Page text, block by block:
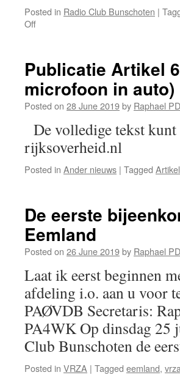
Posted in Radio Club Bunschoten |
Offon
pols
Publicatie Artikel
microfoon in auto)
Posted on 28 June 2019by Raphael
De volledige tekst
rijksoverheid.nl
Posted in Ander nieuws | Tagged
De eerste
Eemland
Posted on 26 June 2019by Raphael
Laat ik eerst beginnen
afdeling i.o. aan u voor
PAØVDB Secretaris:
PA4WK Op dinsdag 25
Club Bunschoten de
Posted in VRZA | Tagged eemland, vrza